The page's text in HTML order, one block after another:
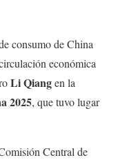
consumo de China
económica
Li Qiangen la
2025, que tuvo lugar
Central de